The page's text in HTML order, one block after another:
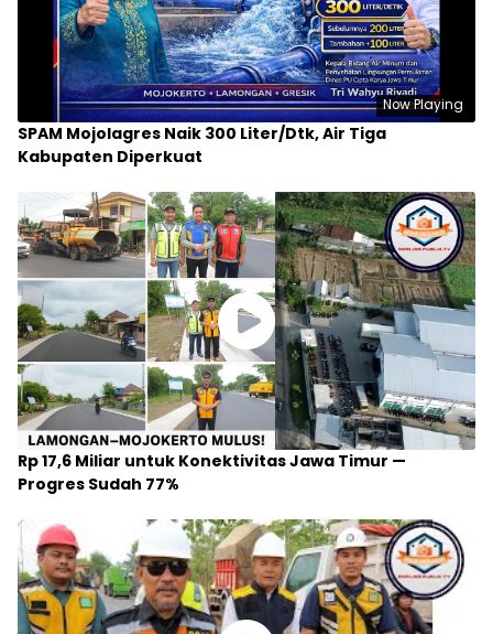
Now Playing
SPAM Mojolagres Naik 300 Liter/Dtk, Air Tiga
Kabupaten Diperkuat
Rp 17,6 Miliar untuk Konektivitas Jawa Timur —
Progres Sudah 77%